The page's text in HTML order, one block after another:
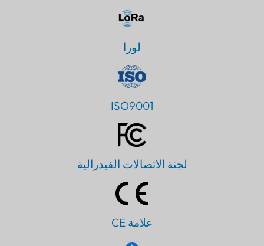
لورا
ISO9001
لجنة الاتصالات الفيدرالية
علامة CE